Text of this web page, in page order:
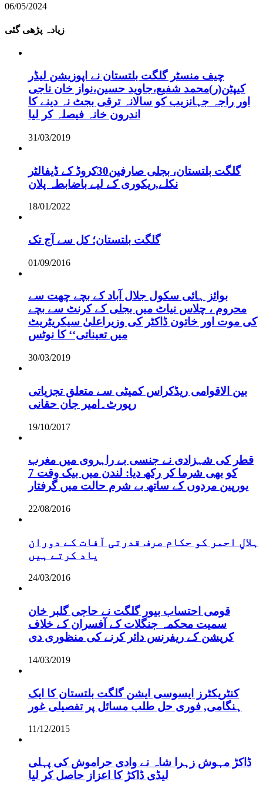
06/05/2024
زیادہ پڑھی گئی
چیف منسٹر گلگت بلتستان نے اپوزیشن لیڈر
کیپٹن(ر)محمد شفیع،جاوید حسین،نواز خان ناجی
اور راجہ جہانزیب کو سالانہ ترقی بجٹ نہ دینے کا
اندرون خانہ فیصلہ کر لیا
31/03/2019
گلگت بلتستان، بجلی صارفین30کروڈ کے ڈیفالٹر
نکلے,ریکوری کے لیے باضابطہ پلان
18/01/2022
گلگت بلتستان؛ کل سے آج تک
01/09/2016
بوائز ہائی سکول جلال آباد کے بچے چھت سے
محروم ، چلاس نیاٹ میں بجلی کے کرنٹ سے بچے
کی موت اور خاتون ڈاکٹر کی وزیراعلیٰ سیکریٹریٹ
میں تعیناتی‘‘ کا نوٹس
30/03/2019
بین الاقوامی ریڈکراس کمیٹی سے متعلق تجزیاتی
رپورٹ۔امیر جان حقانی
19/10/2017
قطر کی شہزادی نے جنسی بے راہروی میں مغرب
کو بھی شرما کر رکھ دیا: لندن میں بیک وقت 7
یورپین مردوں کے ساتھ بے شرم حالت میں گرفتار
22/08/2016
ہلالِ احمر کو حکام صرف قدرتی آفات کے دوران
یاد کرتے ہیں
24/03/2016
قومی احتساب بیور گلگت نے حاجی گلبر خان
سمیت محکمہ جنگلات کے آفسران کے خلاف
کرپشن کے ریفرنس دائر کرنے کی منظوری دی
14/03/2019
کنٹریکٹرز ایسوسی ایشن گلگت بلتستان کا ایک
ہنگامی, فوری حل طلب مسائل پر تفصیلی غور
11/12/2015
ڈاکڑ مہوش زہرا شاہ نے وادی حراموش کی پہلی
لیڈی ڈاکڑ کا اعزاز حاصل کر لیا